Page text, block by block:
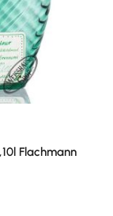
5 Sternen
Flachmann